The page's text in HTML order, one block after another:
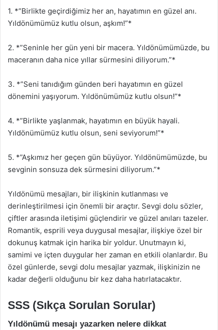
1. *”Birlikte geçirdiğimiz her an, hayatımın en güzel anı.
Yıldönümümüz kutlu olsun, aşkım!”*
2. *”Seninle her gün yeni bir macera. Yıldönümümüzde, bu
maceranın daha nice yıllar sürmesini diliyorum.”*
3. *”Seni tanıdığım günden beri hayatımın en güzel
dönemini yaşıyorum. Yıldönümümüz kutlu olsun!”*
4. *”Birlikte yaşlanmak, hayatımın en büyük hayali.
Yıldönümümüz kutlu olsun, seni seviyorum!”*
5. *”Aşkımız her geçen gün büyüyor. Yıldönümümüzde, bu
sevginin sonsuza dek sürmesini diliyorum.”*
Yıldönümü mesajları, bir ilişkinin kutlanması ve
derinleştirilmesi için önemli bir araçtır. Sevgi dolu sözler,
çiftler arasında iletişimi güçlendirir ve güzel anıları tazeler.
Romantik, esprili veya duygusal mesajlar, ilişkiye özel bir
dokunuş katmak için harika bir yoldur. Unutmayın ki,
samimi ve içten duygular her zaman en etkili olanlardır. Bu
özel günlerde, sevgi dolu mesajlar yazmak, ilişkinizin ne
kadar değerli olduğunu bir kez daha hatırlatacaktır.
SSS (Sıkça Sorulan Sorular)
Yıldönümü mesajı yazarken nelere dikkat